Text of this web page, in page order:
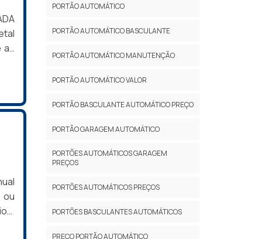
e
as
a
o
ou
PORTÃO AUTOMÁTICO
PORTÃO AUTOMÁTICO BASCULANTE
PORTÃO AUTOMÁTICO MANUTENÇÃO
PORTÃO AUTOMÁTICO VALOR
PORTÃO BASCULANTE AUTOMÁTICO PREÇO
PORTÃO GARAGEM AUTOMÁTICO
PORTÕES AUTOMÁTICOS GARAGEM
PREÇOS
PORTÕES AUTOMÁTICOS PREÇOS
PORTÕES BASCULANTES AUTOMÁTICOS
PREÇO PORTÃO AUTOMÁTICO